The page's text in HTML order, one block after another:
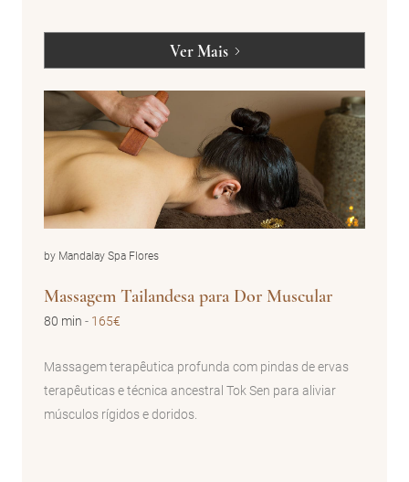
Ver Mais
by Mandalay Spa Flores
Massagem Tailandesa para Dor Muscular
80 min - 165€
Massagem terapêutica profunda com pindas de ervas
terapêuticas e técnica ancestral Tok Sen para aliviar
músculos rígidos e doridos.